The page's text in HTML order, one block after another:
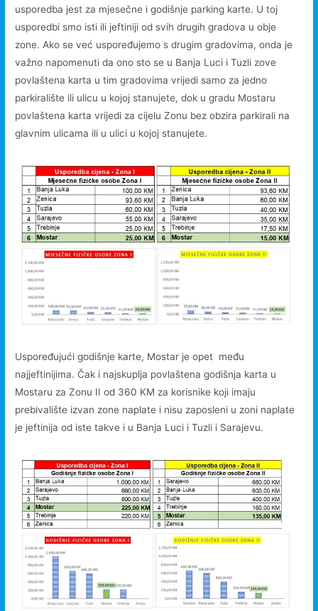
usporedba jest za mjesečne i godišnje parking karte. U toj
usporedbi smo isti ili jeftiniji od svih drugih gradova u obje
zone. Ako se već uspoređujemo s drugim gradovima, onda je
važno napomenuti da ono sto se u Banja Luci i Tuzli zove
povlaštena karta u tim gradovima vrijedi samo za jedno
parkiralište ili ulicu u kojoj stanujete, dok u gradu Mostaru
povlaštena karta vrijedi za cijelu Zonu bez obzira parkirali na
glavnim ulicama ili u ulici u kojoj stanujete.
Uspoređujući godišnje karte, Mostar je opet među
najjeftinijima. Čak i najskuplja povlaštena godišnja karta u
Mostaru za Zonu II od 360 KM za korisnike koji imaju
prebivalište izvan zone naplate i nisu zaposleni u zoni naplate
je jeftinija od iste takve i u Banja Luci i Tuzli i Sarajevu.